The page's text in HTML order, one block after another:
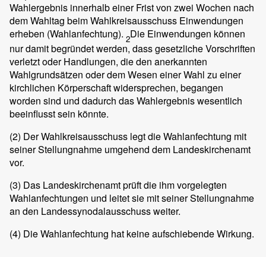
Wahlergebnis innerhalb einer Frist von zwei Wochen nach
dem Wahltag beim Wahlkreisausschuss Einwendungen
erheben (Wahlanfechtung). 2Die Einwendungen können
nur damit begründet werden, dass gesetzliche Vorschriften
verletzt oder Handlungen, die den anerkannten
Wahlgrundsätzen oder dem Wesen einer Wahl zu einer
kirchlichen Körperschaft widersprechen, begangen
worden sind und dadurch das Wahlergebnis wesentlich
beeinflusst sein könnte.
(2) Der Wahlkreisausschuss legt die Wahlanfechtung mit
seiner Stellungnahme umgehend dem Landeskirchenamt
vor.
(3) Das Landeskirchenamt prüft die ihm vorgelegten
Wahlanfechtungen und leitet sie mit seiner Stellungnahme
an den Landessynodalausschuss weiter.
(4) Die Wahlanfechtung hat keine aufschiebende Wirkung.